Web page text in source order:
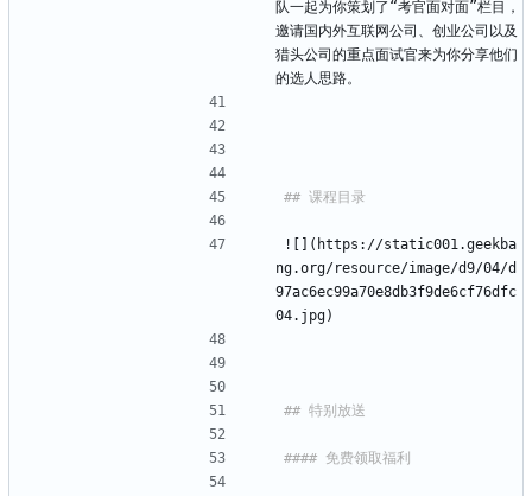
队一起为你策划了“考官面对面”栏目，
邀请国内外互联网公司、创业公司以及
猎头公司的重点面试官来为你分享他们
的选人思路。
![](https://static001.geekba
ng.org/resource/image/d9/04/d
97ac6ec99a70e8db3f9de6cf76dfc
04.jpg)